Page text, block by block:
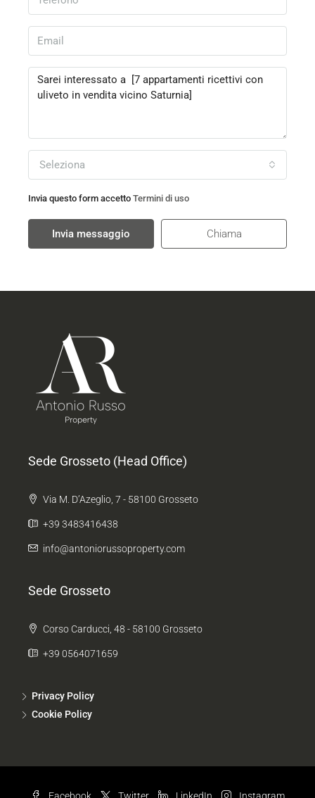
Seleziona
Invia questo form accetto Termini di uso
Invia messaggio Chiama
Sede Grosseto (Head Office)
Via M. D’Azeglio, 7 - 58100 Grosseto
+39 3483416438
info@antoniorussoproperty.com
Sede Grosseto
Corso Carducci, 48 - 58100 Grosseto
+39 0564071659
Privacy Policy
Cookie Policy